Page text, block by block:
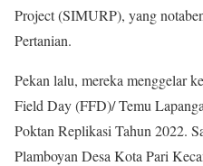
Project (SIMURP), yang
Pertanian.
Pekan lalu, mereka menggelar
Field Day (FFD)/ Temu
Poktan Replikasi Tahun 2022.
Plamboyan Desa Kota Pari